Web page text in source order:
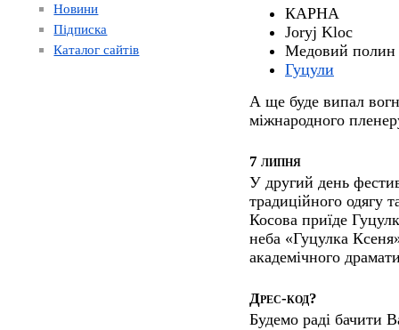
Новини
Підписка
Каталог сайтів
КАРНА
Joryj Kloc
Медовий полин
Гуцули
А ще буде випал
міжнародного
7 липня
У другий день
традиційного одягу
Косова приїде
неба «Гуцулка
академічного
Дрес-код?
Будемо раді бачити